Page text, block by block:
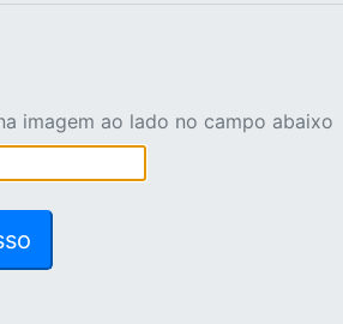
imagem ao lado no campo abaixo